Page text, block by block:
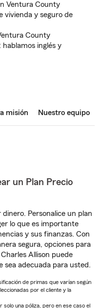
Ventura County
vivienda y seguro de
County
inglés y
misión Nuestro equipo
un Plan Precio
Personalice un plan
lo que es importante
y sus finanzas. Con
segura, opciones para
Allison puede
sea adecuada para usted.
de primas que varían según
por el cliente y la
una póliza, pero en ese caso el